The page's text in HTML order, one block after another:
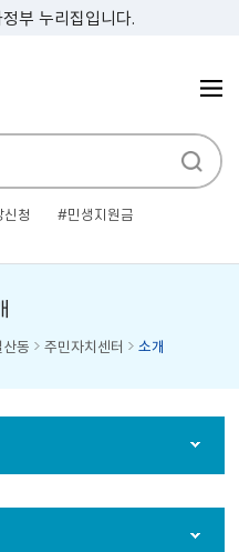
부 누리집입니다.
신청
민생지원금
산동 주민자치센터 소개